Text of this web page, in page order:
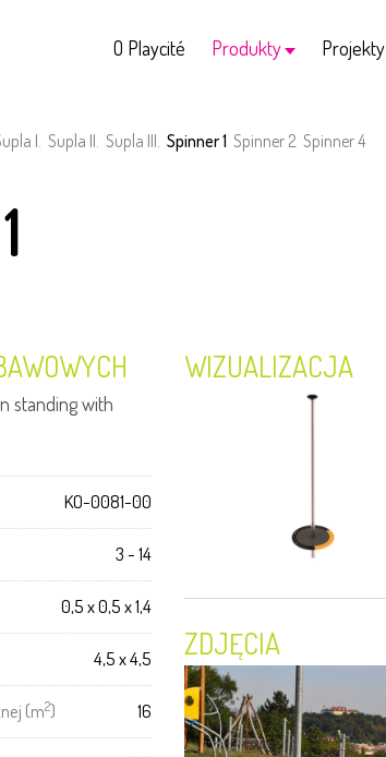
O Playcité Produkty Projekty
I. Supla II. Supla III. Spinner 1 Spinner 2 Spinner 4
standing with
KO-0081-00
3 - 14
0,5 x 0,5 x 1,4
4,5 x 4,5
(m2) 16
WIZUALIZACJA
ZDJĘCIA